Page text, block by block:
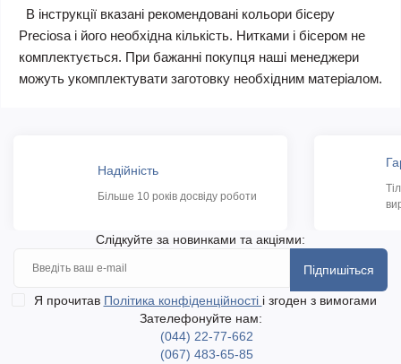
В інструкції вказані рекомендовані кольори бісеру
Preciosa і його необхідна кількість. Нитками і бісером не
комплектується. При бажанні покупця наші менеджери
можуть укомплектувати заготовку необхідним матеріалом.
Надійність
Більше 10 років досвіду роботи
Слідкуйте за новинками та акціями:
Підпишіться
Я прочитав Політика конфіденційності і згоден з вимогами
Зателефонуйте нам:
(044) 22-77-662
(067) 483-65-85